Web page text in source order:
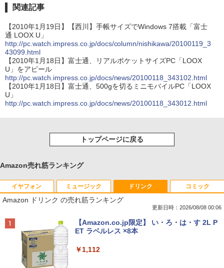
関連記事
【2010年1月19日】【西川】手帳サイズでWindows 7搭載「富士
通 LOOX U」
http://pc.watch.impress.co.jp/docs/column/nishikawa/20100119_3
43099.html
【2010年1月18日】富士通、リアルポケットサイズPC「LOOX
U」をアピール
http://pc.watch.impress.co.jp/docs/news/20100118_343102.html
【2010年1月18日】富士通、500gを切るミニモバイルPC「LOOX
U」
http://pc.watch.impress.co.jp/docs/news/20100118_343012.html
トップページに戻る
Amazon売れ筋ランキング
イヤフォン
Anker Soundcore P40i オフホワイト
ミュージック
BRUCE WAYNE feat. Flo Milli, ATL Jacob
[Explicit]
￥250
ドリンク
Amazon ドリンク の売れ筋ランキング
更新日時：2026/08/08 00:06
【Amazon.co.jp限定】 い・ろ・は・す 2L P
ET ラベルレス ×8本
￥1,112
コミック